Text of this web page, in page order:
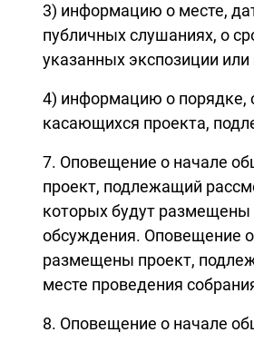
3) информацию о месте,
публичных слушаниях, о
указанных экспозиции или
4) информацию о порядке,
касающихся проекта,
7. Оповещение о начале
проект, подлежащий
которых будут размещены
обсуждения. Оповещение
размещены проект,
месте проведения
8. Оповещение о начале